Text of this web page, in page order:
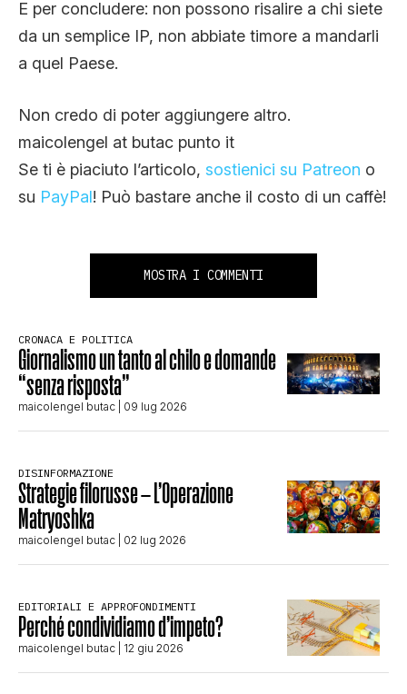
E per concludere: non possono risalire a chi siete
da un semplice IP, non abbiate timore a mandarli
a quel Paese.
Non credo di poter aggiungere altro.
maicolengel at butac punto it
Se ti è piaciuto l’articolo, sostienici su Patreon o
su PayPal! Può bastare anche il costo di un caffè!
MOSTRA I COMMENTI
CRONACA E POLITICA
Giornalismo un tanto al chilo e domande
“senza risposta”
maicolengel butac | 09 lug 2026
DISINFORMAZIONE
Strategie filorusse – L’Operazione
Matryoshka
maicolengel butac | 02 lug 2026
EDITORIALI E APPROFONDIMENTI
Perché condividiamo d’impeto?
maicolengel butac | 12 giu 2026